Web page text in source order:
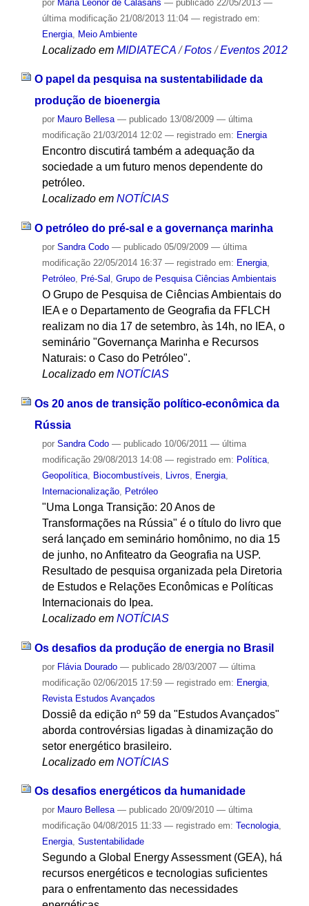
por Maria Leonor de Calasans — publicado22/05/2013 —
última modificação21/08/2013 11:04 — registrado em:
Energia, Meio Ambiente
Localizado em MIDIATECA /Fotos /Eventos 2012
O papel da pesquisa na sustentabilidade da
produção de bioenergia
por Mauro Bellesa — publicado13/08/2009 — última
modificação21/03/2014 12:02 — registrado em: Energia
Encontro discutirá também a adequação da
sociedade a um futuro menos dependente do
petróleo.
Localizado em NOTÍCIAS
O petróleo do pré-sal e a governança marinha
por Sandra Codo — publicado05/09/2009 — última
modificação22/05/2014 16:37 — registrado em: Energia,
Petróleo, Pré-Sal , Grupo de Pesquisa Ciências Ambientais
O Grupo de Pesquisa de Ciências Ambientais do
IEA e o Departamento de Geografia da FFLCH
realizam no dia 17 de setembro, às 14h, no IEA, o
seminário "Governança Marinha e Recursos
Naturais: o Caso do Petróleo".
Localizado em NOTÍCIAS
Os 20 anos de transição político-econômica da
Rússia
por Sandra Codo — publicado10/06/2011 — última
modificação29/08/2013 14:08 — registrado em: Política,
Geopolítica, Biocombustíveis Livros Energia,
Internacionalização, Petróleo
"Uma Longa Transição: 20 Anos de
Transformações na Rússia" é o título do livro que
será lançado em seminário homônimo, no dia 15
de junho, no Anfiteatro da Geografia na USP.
Resultado de pesquisa organizada pela Diretoria
de Estudos e Relações Econômicas e Políticas
Internacionais do Ipea.
Localizado em NOTÍCIAS
Os desafios da produção de energia no Brasil
por Flávia Dourado — publicado28/03/2007 — última
modificação02/06/2015 17:59 — registrado em: Energia,
Revista Estudos Avançados
Dossiê da edição nº 59 da "Estudos Avançados"
aborda controvérsias ligadas à dinamização do
setor energético brasileiro.
Localizado em NOTÍCIAS
Os desafios energéticos da humanidade
por Mauro Bellesa — publicado20/09/2010 — última
modificação04/08/2015 11:33 — registrado em: Tecnologia,
Energia, Sustentabilidade
Segundo a Global Energy Assessment (GEA), há
recursos energéticos e tecnologias suficientes
para o enfrentamento das necessidades